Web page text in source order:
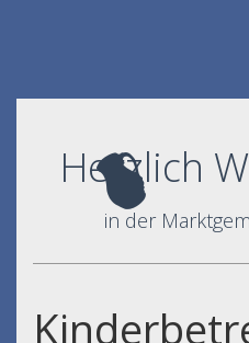
Herzlich
in der